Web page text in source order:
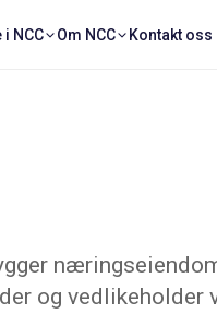
NCC Om NCC Kontakt oss
og vedlikeholder